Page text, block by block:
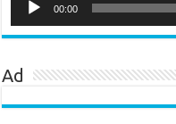
Player
00:00
Ad